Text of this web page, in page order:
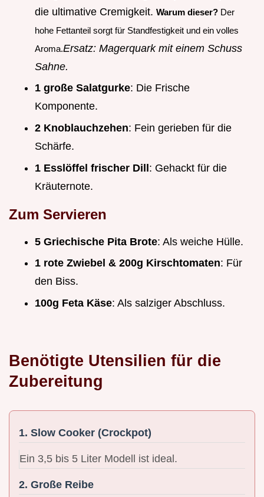
die ultimative Cremigkeit. Warum dieser? Der
hohe Fettanteil sorgt für Standfestigkeit und ein volles
Aroma.Ersatz: Magerquark mit einem Schuss
Sahne.
1 große Salatgurke: Die Frische
Komponente.
2 Knoblauchzehen: Fein gerieben für die
Schärfe.
1 Esslöffel frischer Dill: Gehackt für die
Kräuternote.
Zum Servieren
5 Griechische Pita Brote: Als weiche Hülle.
1 rote Zwiebel & 200g Kirschtomaten: Für
den Biss.
100g Feta Käse: Als salziger Abschluss.
Benötigte Utensilien für die
Zubereitung
1. Slow Cooker (Crockpot)
Ein 3,5 bis 5 Liter Modell ist ideal.
2. Große Reibe